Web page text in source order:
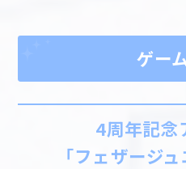
ゲー
4周年記念
「フェザージ